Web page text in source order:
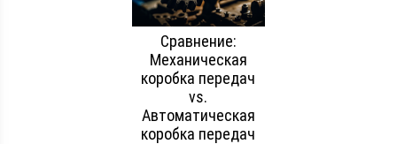
Сравнение:
Механическая
коробка передач
vs.
Автоматическая
коробка передач